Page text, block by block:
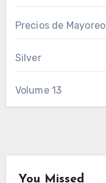
Precios de Mayoreo
Silver
Volume 13
You Missed